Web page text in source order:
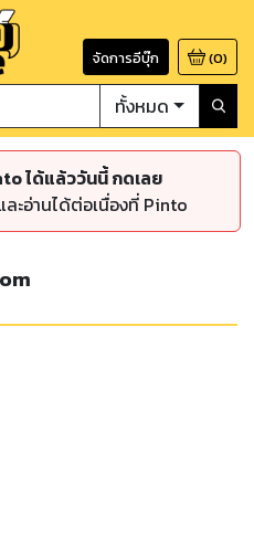
จัดการอีบุ๊ก (0)
ทั้งหมด
ได้แล้ววันนี้ กดเลย
ะอ่านได้ต่อเนื่องที่ Pinto